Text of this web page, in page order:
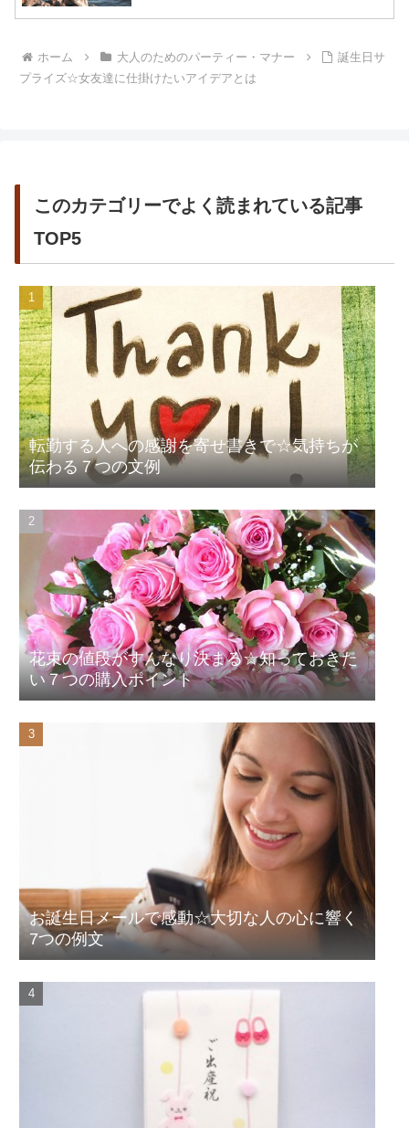
ホーム 大人のためのパーティー・マナー
誕生日サ
プライズ☆女友達に仕掛けたいアイデアとは
このカテゴリーでよく読まれている記事
TOP5
転勤する人への感謝を寄せ書きで☆気持ちが
伝わる７つの文例
花束の値段がすんなり決まる☆知っておきた
い７つの購入ポイント
お誕生日メールで感動☆大切な人の心に響く
7つの例文